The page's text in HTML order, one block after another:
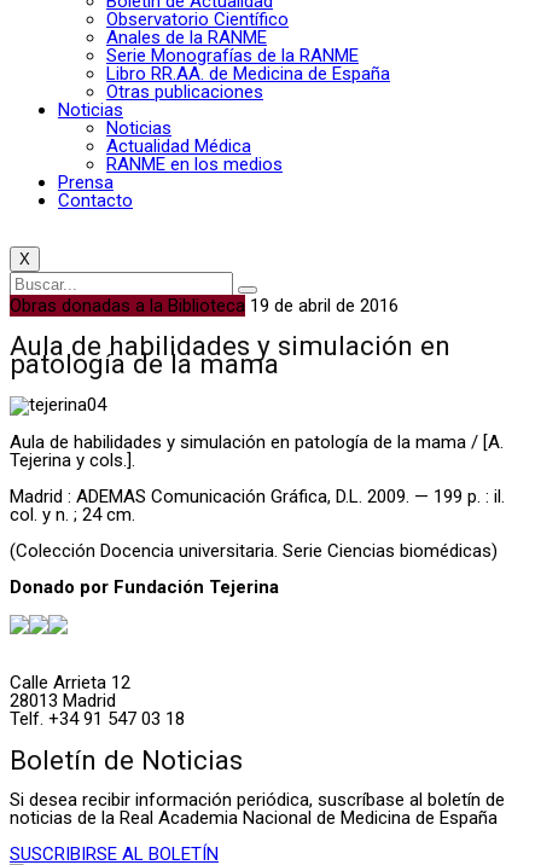
Observatorio Científico
Anales de la RANME
Serie Monografías de la RANME
Libro RR.AA. de Medicina de España
Otras publicaciones
Noticias
Noticias
Actualidad Médica
RANME en los medios
Prensa
Contacto
X
Obras donadas a la Biblioteca 19 de abril de 2016
Aula de habilidades y simulación en
patología de la mama
Aula de habilidades y simulación en patología de la mama / [A.
Tejerina y cols.].
Madrid : ADEMAS Comunicación Gráfica, D.L. 2009. — 199 p. : il.
col. y n. ; 24 cm.
(Colección Docencia universitaria. Serie Ciencias biomédicas)
Donado por Fundación Tejerina
Calle Arrieta 12
28013 Madrid
Telf. +34 91 547 03 18
Boletín de Noticias
Si desea recibir información periódica, suscríbase al boletín de
noticias de la Real Academia Nacional de Medicina de España
SUSCRIBIRSE AL BOLETÍN